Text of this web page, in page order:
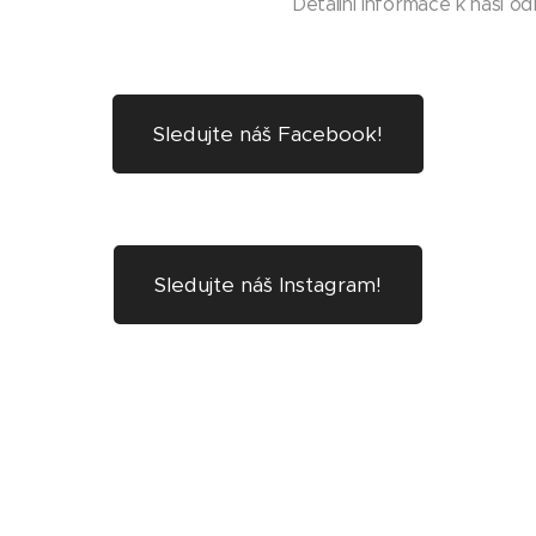
Sledujte náš Facebook!
Sledujte náš Instagram!